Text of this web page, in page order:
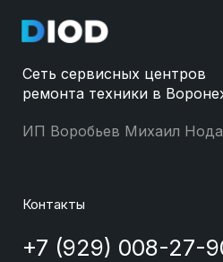
Сеть сервисных центров
ремонта техники в
ИП Воробьев Михаил
Контакты
+7 (929) 008-27-